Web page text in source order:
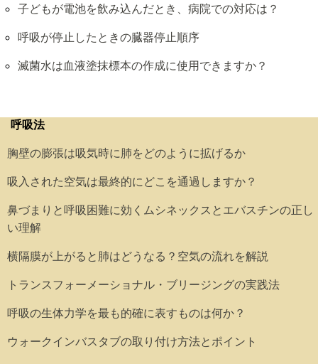
子どもが電池を飲み込んだとき、病院での対応は？
呼吸が停止したときの臓器停止順序
滅菌水は血液塗抹標本の作成に使用できますか？
呼吸法
胸壁の膨張は吸気時に肺をどのように拡げるか
吸入された空気は最終的にどこを通過しますか？
鼻づまりと呼吸困難に効くムシネックスとエバスチンの正し
い理解
横隔膜が上がると肺はどうなる？空気の流れを解説
トランスフォーメーショナル・ブリージングの実践法
呼吸の生体力学を最も的確に表すものは何か？
ウォークインバスタブの取り付け方法とポイント